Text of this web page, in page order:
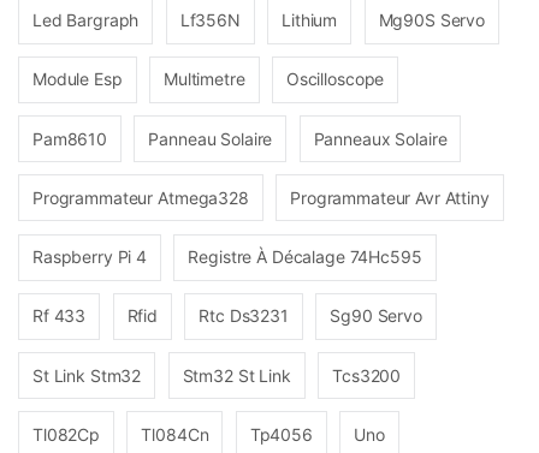
Led Bargraph Lf356N Lithium Mg90S Servo
Module Esp Multimetre Oscilloscope
Pam8610 Panneau Solaire Panneaux Solaire
Programmateur Atmega328 Programmateur Avr Attiny
Raspberry Pi 4 Registre À Décalage 74Hc595
Rf 433 Rfid Rtc Ds3231 Sg90 Servo
St Link Stm32 Stm32 St Link Tcs3200
Tl082Cp Tl084Cn Tp4056 Uno